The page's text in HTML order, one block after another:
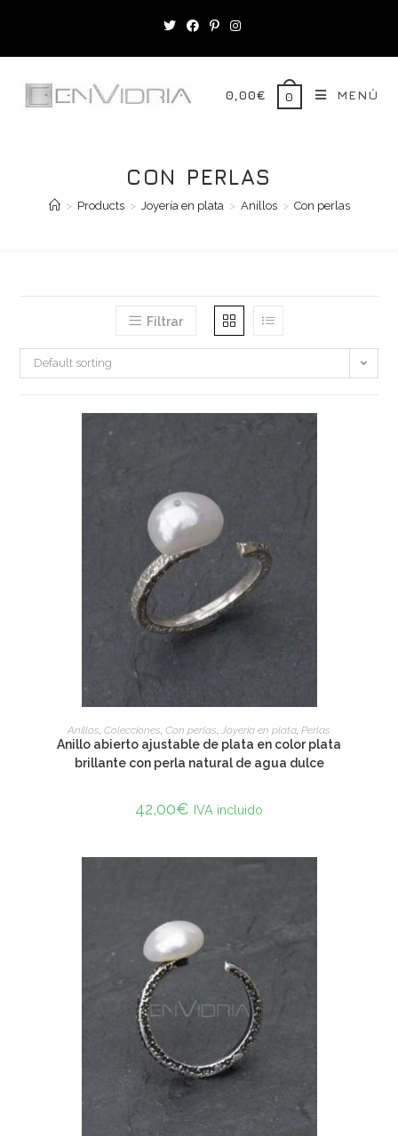
contenido
0,00€ 0 MENÚ
CON PERLAS
> Products > Joyería en plata > Anillos > Con perlas
Filtrar
Default sorting
ADD TO CART
Anillos, Colecciones, Con perlas, Joyería en plata, Perlas
Anillo abierto ajustable de plata en color plata
brillante con perla natural de agua dulce
42,00€ IVA incluido